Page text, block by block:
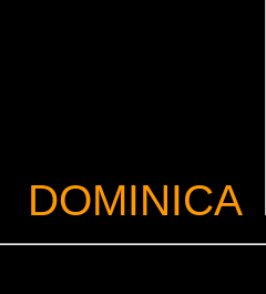
DOMINICA